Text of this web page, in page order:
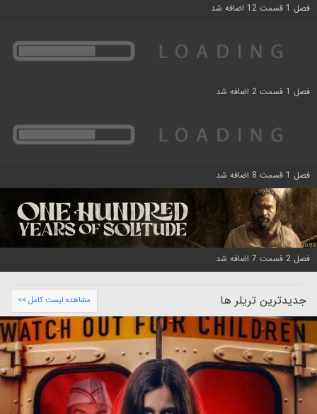
فصل 1 قسمت 12 اضافه شد
فصل 1 قسمت 2 اضافه شد
فصل 1 قسمت 8 اضافه شد
فصل 2 قسمت 7 اضافه شد
جدیدترین تریلر ها مشاهده لیست کامل >>